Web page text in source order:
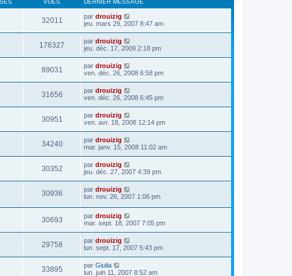
32011 par drouizig
jeu. mars 29, 2007 8:47 am
176327 par drouizig
jeu. déc. 17, 2009 2:18 pm
89031 par drouizig
ven. déc. 26, 2008 6:58 pm
31656 par drouizig
ven. déc. 26, 2008 6:45 pm
30951 par drouizig
ven. avr. 18, 2008 12:14 pm
34240 par drouizig
mar. janv. 15, 2008 11:02 am
30352 par drouizig
jeu. déc. 27, 2007 4:39 pm
30936 par drouizig
lun. nov. 26, 2007 1:06 pm
30693 par drouizig
mar. sept. 18, 2007 7:05 pm
29758 par drouizig
lun. sept. 17, 2007 5:43 pm
33895 par Giulia
lun. juin 11, 2007 8:52 am